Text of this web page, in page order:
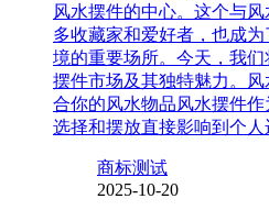
风水摆件的中心。这个与
多收藏家和爱好者，也成
境的重要场所。今天，我
摆件市场及其独特魅力。
合你的风水物品风水摆件
选择和摆放直接影响到个
商标测试
2025-10-20